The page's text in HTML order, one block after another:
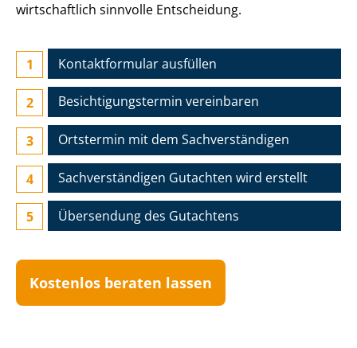
wirtschaftlich sinnvolle Entscheidung.
Kontaktformular ausfüllen
Be­sich­ti­gungs­ter­min vereinbaren
Ortstermin mit dem Sach­ver­stän­di­gen
Sach­ver­stän­di­gen Gutachten wird erstellt
Übersendung des Gutachtens
Kostenlos beraten lassen